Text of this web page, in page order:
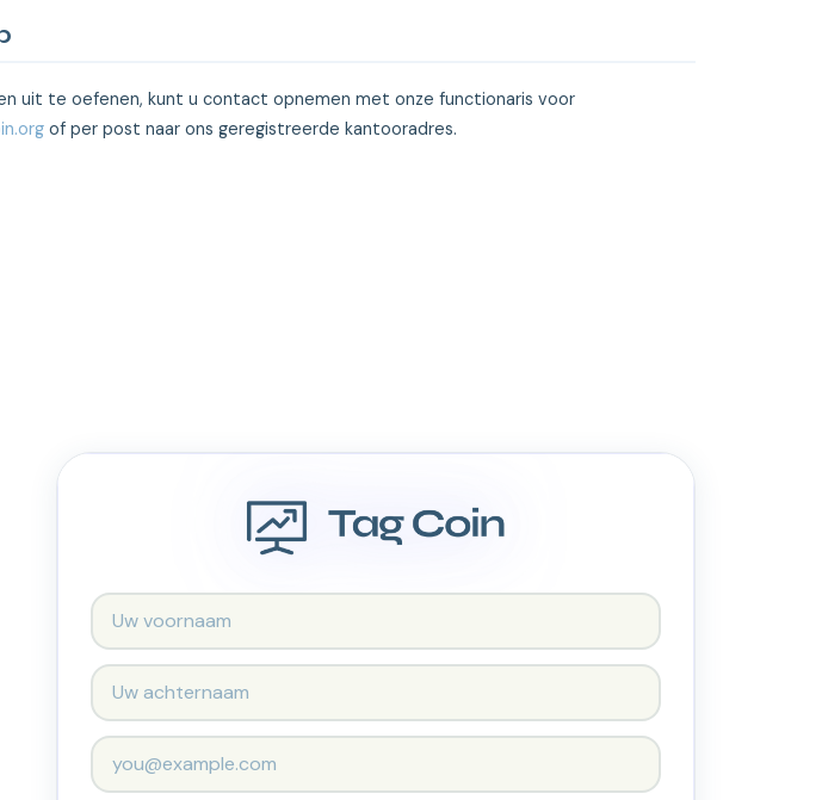
uit te oefenen, kunt u contact opnemen met onze functionaris voor
of per post naar ons geregistreerde kantooradres.